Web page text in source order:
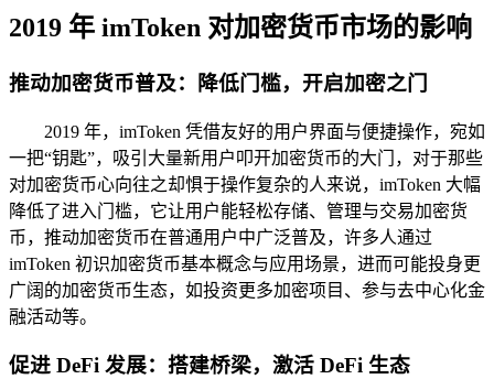
2019 年 imToken 对加密货币市场的影响
推动加密货币普及：降低门槛，开启加密之门
2019 年，imToken 凭借友好的用户界面与便捷操作，宛如
一把“钥匙”，吸引大量新用户叩开加密货币的大门，对于那些
对加密货币心向往之却惧于操作复杂的人来说，imToken 大幅
降低了进入门槛，它让用户能轻松存储、管理与交易加密货
币，推动加密货币在普通用户中广泛普及，许多人通过
imToken 初识加密货币基本概念与应用场景，进而可能投身更
广阔的加密货币生态，如投资更多加密项目、参与去中心化金
融活动等。
促进 DeFi 发展：搭建桥梁，激活 DeFi 生态